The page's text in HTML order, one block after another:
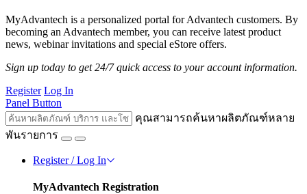
MyAdvantech is a personalized portal for Advantech customers. By
becoming an Advantech member, you can receive latest product
news, webinar invitations and special eStore offers.
Sign up today to get 24/7 quick access to your account information.
Register Log In
Panel Button
คุณสามารถค้นหาผลิตภัณฑ์หลาย
พันรายการ
Register / Log In
MyAdvantech Registration